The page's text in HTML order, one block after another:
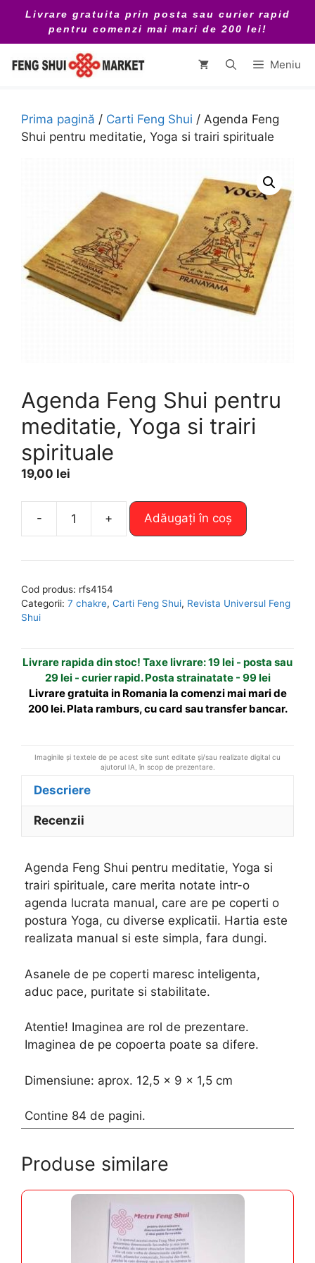
conținut
Livrare gratuita prin posta sau curier rapid
pentru comenzi mai mari de 200 lei!
Meniu
Prima pagină / Carti Feng Shui / Agenda Feng
Shui pentru meditatie, Yoga si trairi spirituale
Agenda Feng Shui pentru
meditatie, Yoga si trairi
spirituale
19,00 lei
-
Cantitate
Feng
pentru
si
trairi
spirituale
+ Adăugați în coș
e
n
a
i
v
Cod produs: rfs4154
Categorii: 7 chakre, Carti Feng Shui, Revista Universul Feng
Shui
Livrare rapida din stoc! Taxe livrare: 19 lei - posta sau
29 lei - curier rapid. Posta strainatate - 99 lei
Livrare gratuita in Romania la comenzi mai mari de
200 lei. Plata ramburs, cu card sau transfer bancar.
Imaginile și textele de pe acest site sunt editate și/sau realizate digital cu
ajutorul IA, în scop de prezentare.
Descriere
Recenzii
Agenda Feng Shui pentru meditatie, Yoga si
trairi spirituale, care merita notate intr-o
agenda lucrata manual, care are pe coperti o
postura Yoga, cu diverse explicatii. Hartia este
realizata manual si este simpla, fara dungi.
Asanele de pe coperti maresc inteligenta,
aduc pace, puritate si stabilitate.
Atentie! Imaginea are rol de prezentare.
Imaginea de pe copoerta poate sa difere.
Dimensiune: aprox. 12,5 x 9 x 1,5 cm
Contine 84 de pagini.
Produse similare